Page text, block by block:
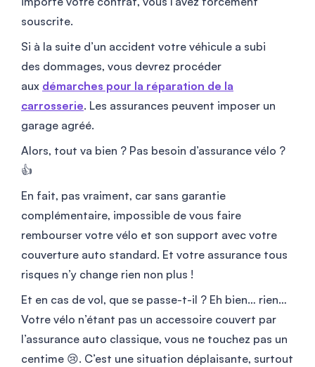
souscrite.
Si à la suite d’un accident votre véhicule a subi
des dommages, vous devrez procéder
aux démarches pour la réparation de la
carrosserie. Les assurances peuvent imposer un
garage agréé.
Alors, tout va bien ? Pas besoin d’assurance vélo ?
👍
En fait, pas vraiment, car sans garantie
complémentaire, impossible de vous faire
rembourser votre vélo et son support avec votre
couverture auto standard. Et votre assurance tous
risques n’y change rien non plus !
Et en cas de vol, que se passe-t-il ? Eh bien… rien…
Votre vélo n’étant pas un accessoire couvert par
l’assurance auto classique, vous ne touchez pas un
centime 😢. C’est une situation déplaisante, surtout